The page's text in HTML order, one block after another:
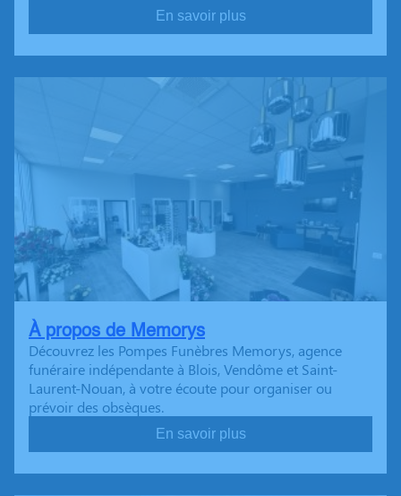
En savoir plus
À propos de Memorys
Découvrez les Pompes Funèbres Memorys, agence
funéraire indépendante à Blois, Vendôme et Saint-
Laurent-Nouan, à votre écoute pour organiser ou
prévoir des obsèques.
En savoir plus